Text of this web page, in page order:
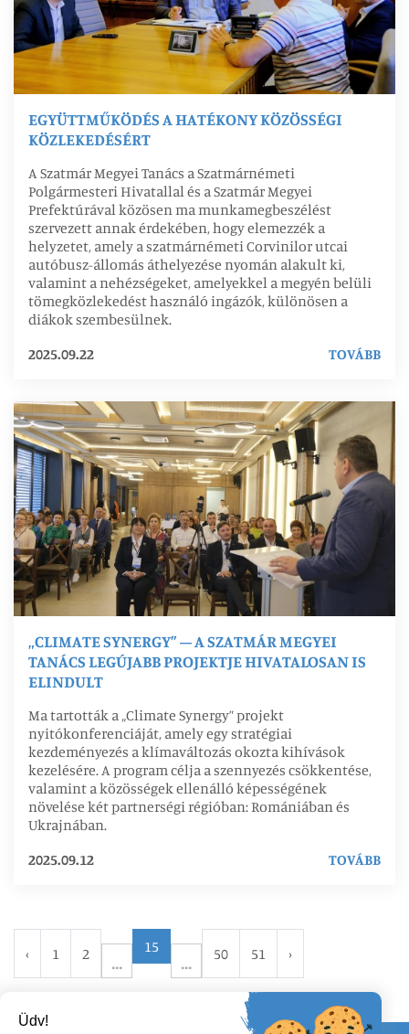
EGYÜTTMŰKÖDÉS A HATÉKONY KÖZÖSSÉGI
KÖZLEKEDÉSÉRT
A Szatmár Megyei Tanács a Szatmárnémeti
Polgármesteri Hivatallal és a Szatmár Megyei
Prefektúrával közösen ma munkamegbeszélést
szervezett annak érdekében, hogy elemezzék a
helyzetet, amely a szatmárnémeti Corvinilor utcai
autóbusz-állomás áthelyezése nyomán alakult ki,
valamint a nehézségeket, amelyekkel a megyén belüli
tömegközlekedést használó ingázók, különösen a
diákok szembesülnek.
2025.09.22
TOVÁBB
„CLIMATE SYNERGY” – A SZATMÁR MEGYEI
TANÁCS LEGÚJABB PROJEKTJE HIVATALOSAN IS
ELINDULT
Ma tartották a „Climate Synergy” projekt
nyitókonferenciáját, amely egy stratégiai
kezdeményezés a klímaváltozás okozta kihívások
kezelésére. A program célja a szennyezés csökkentése,
valamint a közösségek ellenálló képességének
növelése két partnerségi régióban: Romániában és
Ukrajnában.
2025.09.12
TOVÁBB
‹ 1 2 15 50 51 ›
Üdv!